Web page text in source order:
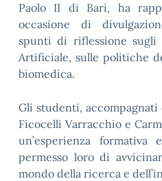
Paolo II di Bari, ha
occasione di
spunti di riflessione sugli
Artificiale, sulle politiche
biomedica.
Gli studenti,
Ficocelli Varracchio e
un’esperienza
permesso loro di
mondo della ricerca e